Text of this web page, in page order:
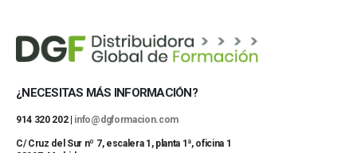
¿NECESITAS MÁS INFORMACIÓN?
914 320 202 | info@dgformacion.com
C/ Cruz del Sur nº 7, escalera 1, planta 1ª, oficina 1